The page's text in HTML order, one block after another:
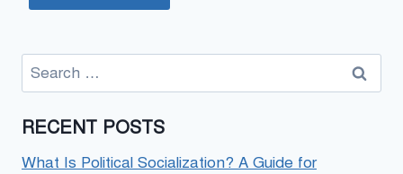
Search
for:
RECENT POSTS
What Is Political Socialization? A Guide for